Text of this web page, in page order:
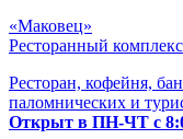
«Маковец»
Ресторанный комплекс
Ресторан, кофейня,
паломнических и
Открыт в ПН-ЧТ с